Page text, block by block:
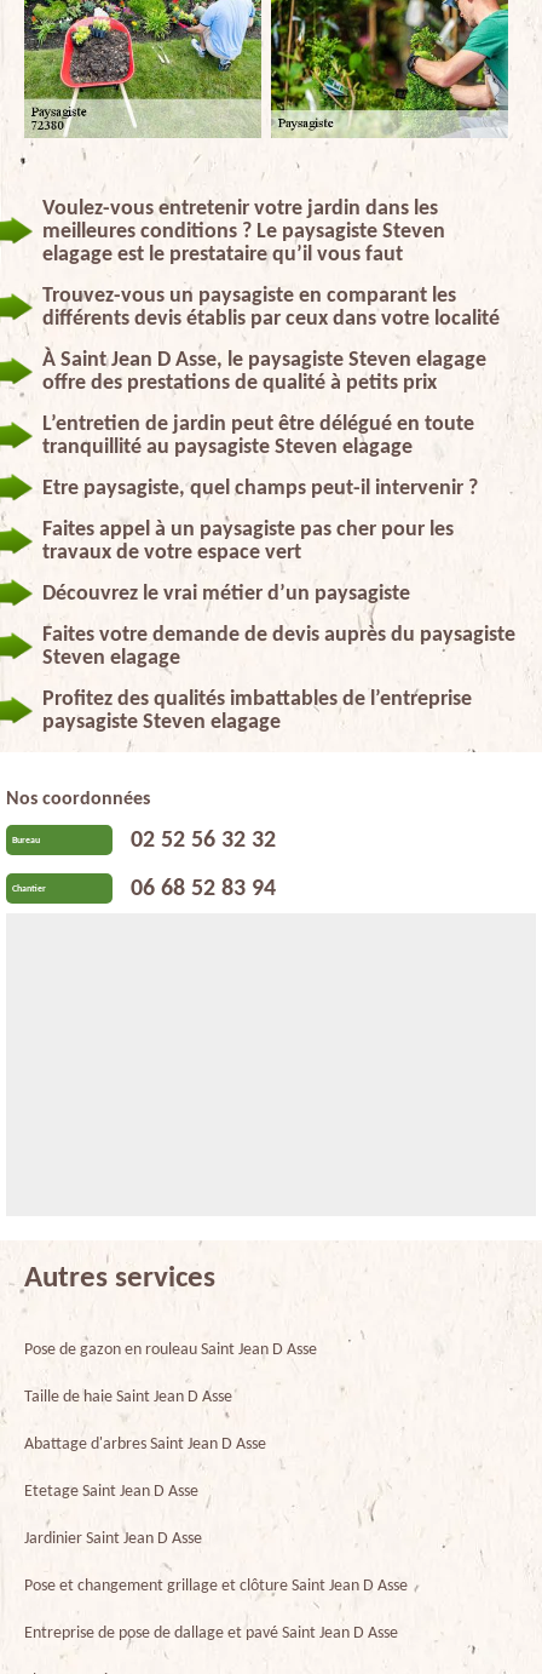
Voulez-vous entretenir votre jardin dans les
meilleures conditions ? Le paysagiste Steven
elagage est le prestataire qu’il vous faut
Trouvez-vous un paysagiste en comparant les
différents devis établis par ceux dans votre localité
À Saint Jean D Asse, le paysagiste Steven elagage
offre des prestations de qualité à petits prix
L’entretien de jardin peut être délégué en toute
tranquillité au paysagiste Steven elagage
Etre paysagiste, quel champs peut-il intervenir ?
Faites appel à un paysagiste pas cher pour les
travaux de votre espace vert
Découvrez le vrai métier d’un paysagiste
Faites votre demande de devis auprès du paysagiste
Steven elagage
Profitez des qualités imbattables de l’entreprise
paysagiste Steven elagage
Nos coordonnées
Bureau 02 52 56 32 32
Chantier 06 68 52 83 94
Autres services
Pose de gazon en rouleau Saint Jean D Asse
Taille de haie Saint Jean D Asse
Abattage d'arbres Saint Jean D Asse
Etetage Saint Jean D Asse
Jardinier Saint Jean D Asse
Pose et changement grillage et clôture Saint Jean D Asse
Entreprise de pose de dallage et pavé Saint Jean D Asse